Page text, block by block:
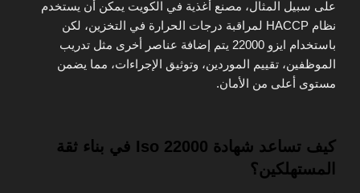
على سبيل المثال، مصنع أغذية في الكويت يمكن أن يستخدم
نظام HACCP لمراقبة درجات الحرارة في التخزين، لكن
باستخدام ايزو 22000 يتم إضافة عناصر أخرى مثل تدريب
الموظفين، تقييم الموردين، وتوثيق الإجراءات، مما يضمن
مستوى أعلى من الأمان.
كيف تساعد شهادة Iso 22000 في بناء ثقة
المستهلكين؟